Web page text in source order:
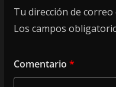
Tu dirección de
Los campos
Comentario *